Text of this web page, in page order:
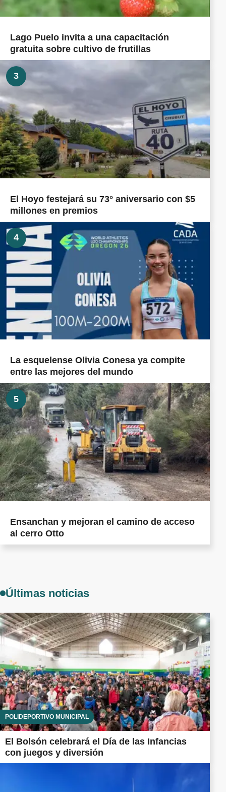
Lago Puelo invita a una capacitación
gratuita sobre cultivo de frutillas
3
El Hoyo festejará su 73° aniversario con $5
millones en premios
4
La esquelense Olivia Conesa ya compite
entre las mejores del mundo
5
Ensanchan y mejoran el camino de acceso
al cerro Otto
Últimas noticias
POLIDEPORTIVO MUNICIPAL
El Bolsón celebrará el Día de las Infancias
con juegos y diversión